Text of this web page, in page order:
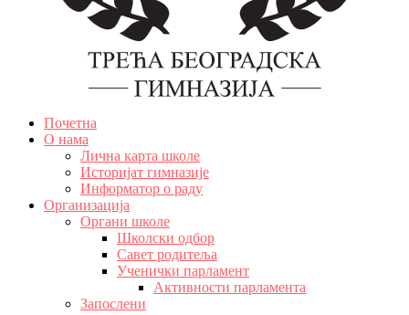
Почетна
О нама
Лична карта школе
Историјат гимназије
Информатор о раду
Организација
Органи школе
Школски одбор
Савет родитеља
Ученички парламент
Активности парламента
Запослени